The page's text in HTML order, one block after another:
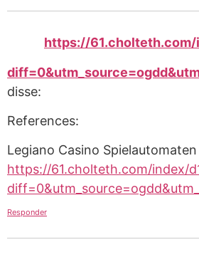
https://61.cholteth.com/
disse:
References:
Legiano Casino Spielautomaten
https://61.cholteth.com/index/
Responder